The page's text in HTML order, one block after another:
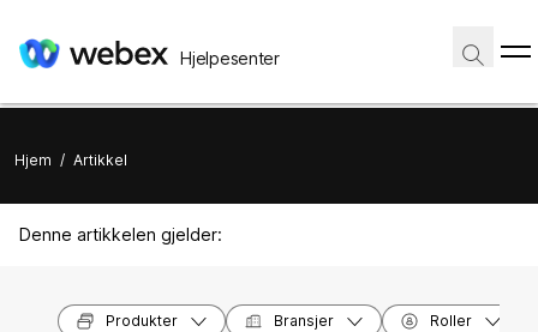
Hjelpesenter
Hjem / Artikkel
Denne artikkelen gjelder:
Produkter Bransjer Roller